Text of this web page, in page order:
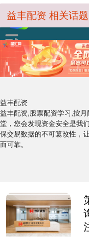
益丰配资
益丰配资,股票配资学习,按
堂，您会发现资金安全是我
保交易数据的不可篡改性，
而可靠。
益丰配资 相关话题